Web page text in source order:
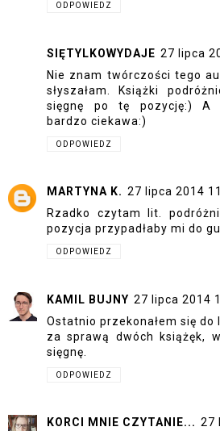
ODPOWIEDZ
SIĘTYLKOWYDAJE 27 lipca
Nie znam twórczości tego
słyszałam. Książki
sięgnę po tę pozycję:) A
bardzo ciekawa:)
ODPOWIEDZ
MARTYNA K. 27 lipca 2014
Rzadko czytam lit.
pozycja przypadłaby mi do
ODPOWIEDZ
KAMIL BUJNY 27 lipca 2014
Ostatnio przekonałem się
za sprawą dwóch książęk,
sięgnę.
ODPOWIEDZ
KORCI MNIE CZYTANIE... 27